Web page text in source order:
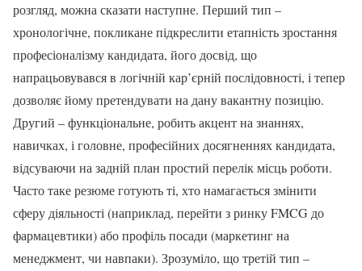
розгляд, можна сказати наступне. Перший тип –
хронологічне, покликане підкреслити етапність зростання
професіоналізму кандидата, його досвід, що
напрацьовувався в логічній кар’єрній послідовності, і тепер
дозволяє йому претендувати на дану вакантну позицію.
Другий – функціональне, робить акцент на знаннях,
навичках, і головне, професійних досягненнях кандидата,
відсуваючи на задній план простий перелік місць роботи.
Часто таке резюме готують ті, хто намагається змінити
сферу діяльності (наприклад, перейти з ринку FMCG до
фармацевтики) або профіль посади (маркетинг на
менеджмент, чи навпаки). Зрозуміло, що третій тип –